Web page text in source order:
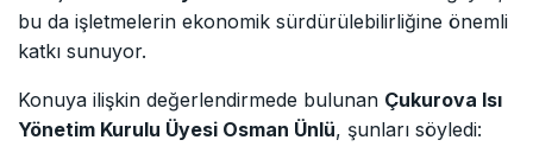
bu da işletmelerin ekonomik sürdürülebilirliğine önemli
katkı sunuyor.
Konuya ilişkin değerlendirmede bulunan Çukurova Isı
Yönetim Kurulu Üyesi Osman Ünlü, şunları söyledi: